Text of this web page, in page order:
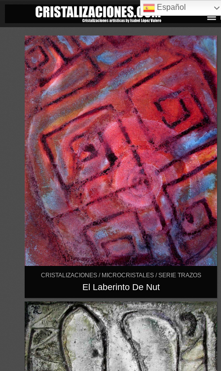
CRISTALIZACIONES / MICROCRISTALES / SERIE TRAZOS
El Laberinto De Nut
Español